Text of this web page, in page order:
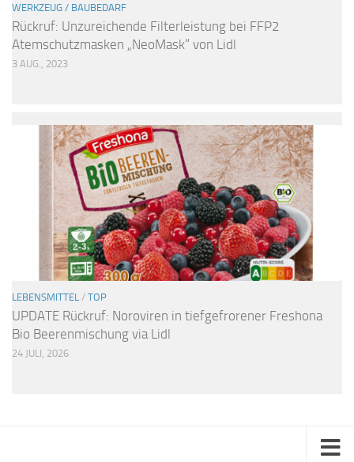
WERKZEUG / BAUBEDARF
Rückruf: Unzureichende Filterleistung bei FFP2
Atemschutzmasken „NeoMask“ von Lidl
3 AUG., 2023
LEBENSMITTEL / TOP
UPDATE Rückruf: Noroviren in tiefgefrorener Freshona
Bio Beerenmischung via Lidl
24 JULI, 2026